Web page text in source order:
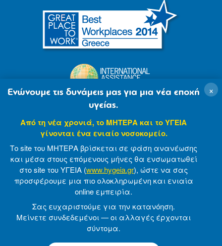
© 2007-2021 MITERA S.A Privacy Policy
Terms of Use Made by minoanDesign
© 2026 ΜΗΤΕΡΑ Α.Ε
×
Ενώνουμε τις δυνάμεις μας για μια νέα εποχή
υγείας.
Από τη νέα χρονιά, το ΜΗΤΕΡΑ και το ΥΓΕΙΑ
γίνονται ένα ενιαίο νοσοκομείο.
Το site του ΜΗΤΕΡΑ βρίσκεται σε φάση ανανέωσης
και μέσα στους επόμενους μήνες θα ενσωματωθεί
στο site του ΥΓΕΙΑ (www.hygeia.gr), ώστε να σας
προσφέρουμε μια πιο ολοκληρωμένη και ενιαία
online εμπειρία.
Σας ευχαριστούμε για την κατανόηση.
Μείνετε συνδεδεμένοι — οι αλλαγές έρχονται
σύντομα.